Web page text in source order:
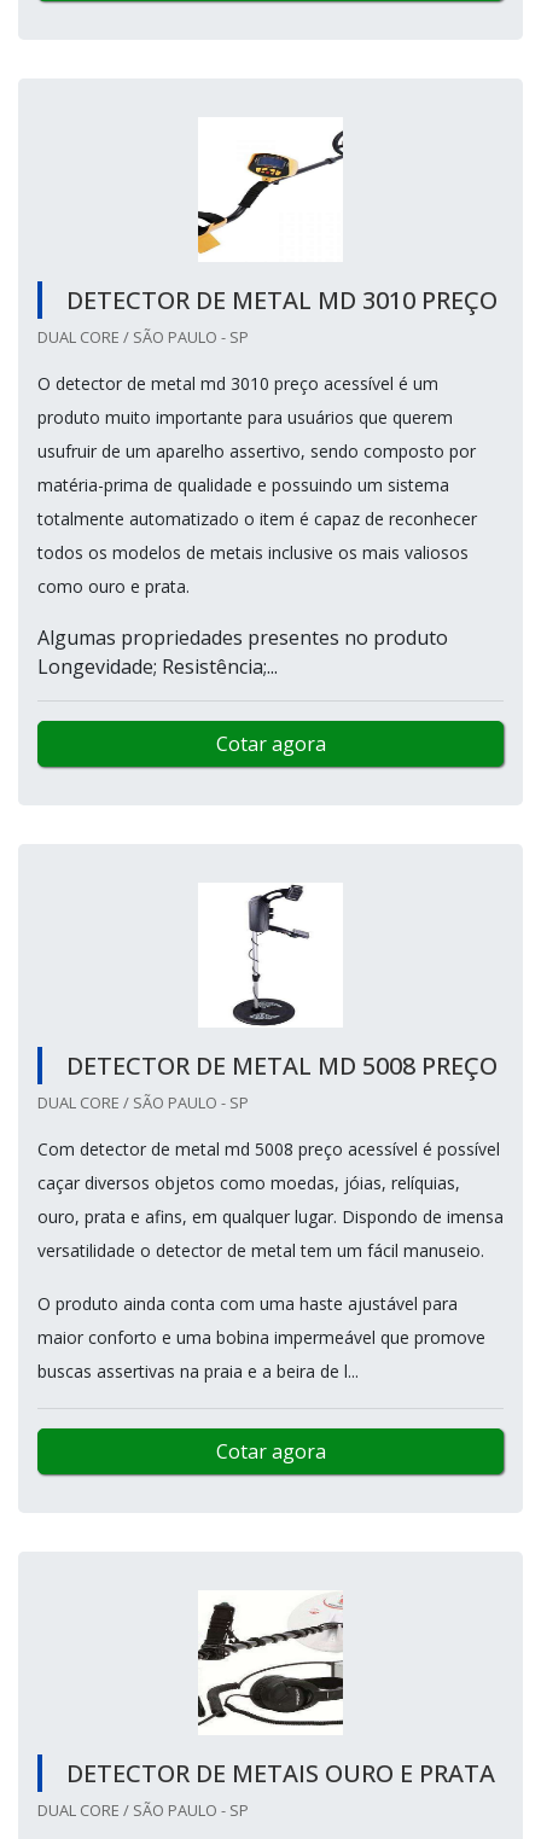
DETECTOR DE METAL MD 3010 PREÇO
DUAL CORE / SÃO PAULO - SP
O detector de metal md 3010 preço acessível é um
produto muito importante para usuários que querem
usufruir de um aparelho assertivo, sendo composto por
matéria-prima de qualidade e possuindo um sistema
totalmente automatizado o item é capaz de reconhecer
todos os modelos de metais inclusive os mais valiosos
como ouro e prata.
Algumas propriedades presentes no produto
Longevidade; Resistência;...
Cotar agora
DETECTOR DE METAL MD 5008 PREÇO
DUAL CORE / SÃO PAULO - SP
Com detector de metal md 5008 preço acessível é possível
caçar diversos objetos como moedas, jóias, relíquias,
ouro, prata e afins, em qualquer lugar. Dispondo de imensa
versatilidade o detector de metal tem um fácil manuseio.
O produto ainda conta com uma haste ajustável para
maior conforto e uma bobina impermeável que promove
buscas assertivas na praia e a beira de l...
Cotar agora
DETECTOR DE METAIS OURO E PRATA
DUAL CORE / SÃO PAULO - SP